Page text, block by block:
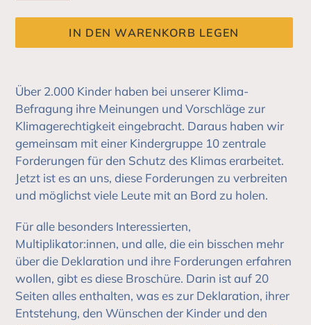
IN DEN WARENKORB LEGEN
wird
zum
Warenkorb
hinzugefügt
Über 2.000 Kinder haben bei unserer Klima-
Befragung ihre Meinungen und Vorschläge zur
Klimagerechtigkeit eingebracht. Daraus haben wir
gemeinsam mit einer Kindergruppe 10 zentrale
Forderungen für den Schutz des Klimas erarbeitet.
Jetzt ist es an uns, diese Forderungen zu verbreiten
und möglichst viele Leute mit an Bord zu holen.
Für alle besonders Interessierten,
Multiplikator:innen, und alle, die ein bisschen mehr
über die Deklaration und ihre Forderungen erfahren
wollen, gibt es diese Broschüre. Darin ist auf 20
Seiten alles enthalten, was es zur Deklaration, ihrer
Entstehung, den Wünschen der Kinder und den